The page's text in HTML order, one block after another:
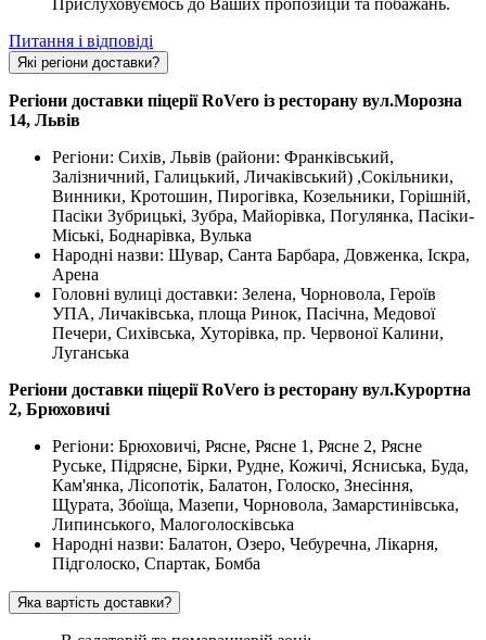
Прислуховуємось до Ваших пропозицій та побажань.
Питання і відповіді
Які регіони доставки?
Регіони доставки піцерії RoVero із ресторану вул.Морозна
14, Львів
Регіони: Сихів, Львів (райони: Франківський,
Залізничний, Галицький, Личаківський) ,Сокільники,
Винники, Кротошин, Пирогівка, Козельники, Горішній,
Пасіки Зубрицькі, Зубра, Майорівка, Погулянка, Пасіки-
Міські, Боднарівка, Вулька
Народні назви: Шувар, Санта Барбара, Довженка, Іскра,
Арена
Головні вулиці доставки: Зелена, Чорновола, Героїв
УПА, Личаківська, площа Ринок, Пасічна, Медової
Печери, Сихівська, Хуторівка, пр. Червоної Калини,
Луганська
Регіони доставки піцерії RoVero із ресторану вул.Курортна
2, Брюховичі
Регіони: Брюховичі, Рясне, Рясне 1, Рясне 2, Рясне
Руське, Підрясне, Бірки, Рудне, Кожичі, Ясниська, Буда,
Кам'янка, Лісопотік, Балатон, Голоско, Знесіння,
Щурата, Збоїща, Мазепи, Чорновола, Замарстинівська,
Липинського, Малоголосківська
Народні назви: Балатон, Озеро, Чебуречна, Лікарня,
Підголоско, Спартак, Бомба
Яка вартість доставки?